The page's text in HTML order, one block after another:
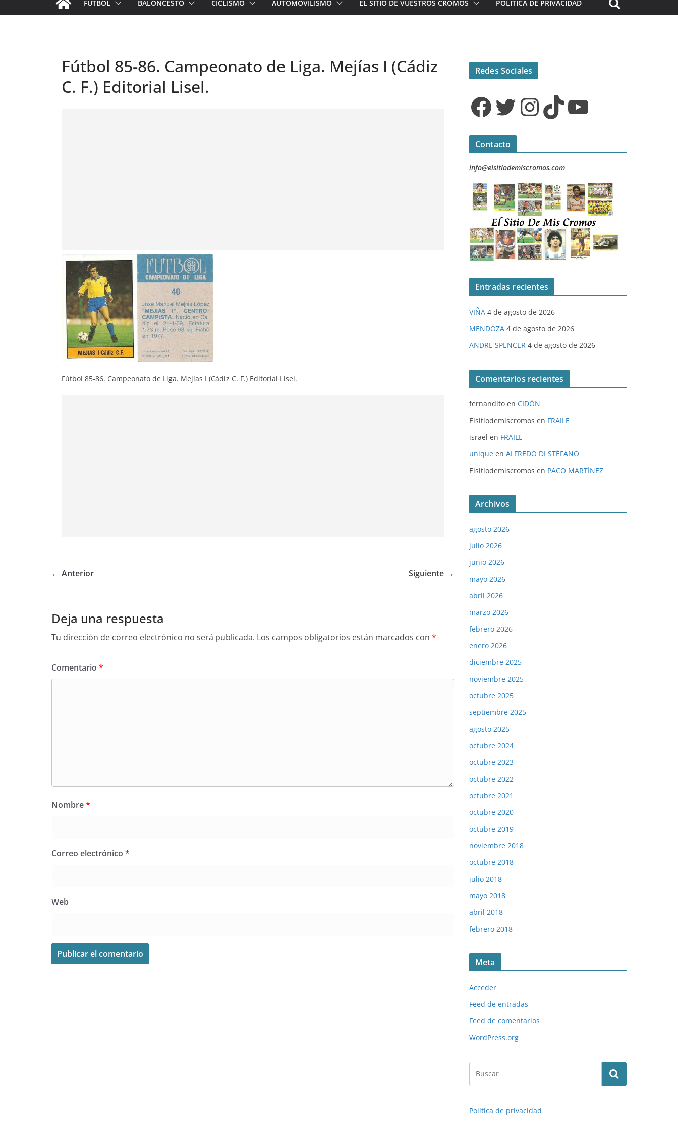
FÚTBOL BALONCESTO CICLISMO AUTOMOVILISMO EL SITIO DE VUESTROS CROMOS POLÍTICA DE PRIVACIDAD
Fútbol 85-86. Campeonato de Liga. Mejías I (Cádiz
C. F.) Editorial Lisel.
Fútbol 85-86. Campeonato de Liga. Mejías I (Cádiz C. F.) Editorial Lisel.
← Anterior Siguiente →
Deja una respuesta
Tu dirección de correo electrónico no será publicada. Los campos obligatorios están marcados con *
Comentario *
Nombre*
Correo electrónico *
Web
Redes Sociales
Facebook Twitter InstagramTikTok YouTube
Contacto
info@elsitiodemiscromos.com
Entradas recientes
VIÑA 4 de agosto de 2026
MENDOZA 4 de agosto de 2026
ANDRE SPENCER 4 de agosto de 2026
Comentarios recientes
fernandito en CIDÓN
Elsitiodemiscromos en FRAILE
israel en FRAILE
unique en ALFREDO DI STÉFANO
Elsitiodemiscromos en PACO MARTÍNEZ
Archivos
agosto 2026
julio 2026
junio 2026
mayo 2026
abril 2026
marzo 2026
febrero 2026
enero 2026
diciembre 2025
noviembre 2025
octubre 2025
septiembre 2025
agosto 2025
octubre 2024
octubre 2023
octubre 2022
octubre 2021
octubre 2020
octubre 2019
noviembre 2018
octubre 2018
julio 2018
mayo 2018
abril 2018
febrero 2018
Meta
Acceder
Feed de entradas
Feed de comentarios
WordPress.org
Política de privacidad